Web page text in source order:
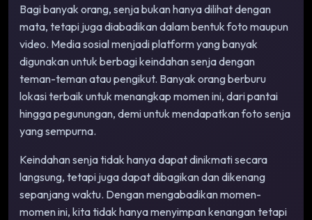
Bagi banyak orang, senja bukan hanya dilihat dengan
mata, tetapi juga diabadikan dalam bentuk foto maupun
video. Media sosial menjadi platform yang banyak
digunakan untuk berbagi keindahan senja dengan
teman-teman atau pengikut. Banyak orang berburu
lokasi terbaik untuk menangkap momen ini, dari pantai
hingga pegunungan, demi untuk mendapatkan foto senja
yang sempurna.
Keindahan senja tidak hanya dapat dinikmati secara
langsung, tetapi juga dapat dibagikan dan dikenang
sepanjang waktu. Dengan mengabadikan momen-
momen ini, kita tidak hanya menyimpan kenangan tetapi